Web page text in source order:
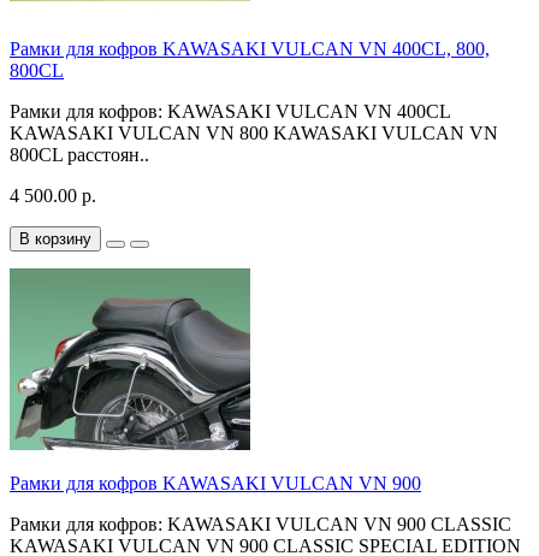
Рамки для кофров KAWASAKI VULCAN VN 400CL, 800,
800CL
Рамки для кофров: KAWASAKI VULCAN VN 400CL
KAWASAKI VULCAN VN 800 KAWASAKI VULCAN VN
800CL расстоян..
4 500.00 р.
В корзину
Рамки для кофров KAWASAKI VULCAN VN 900
Рамки для кофров: KAWASAKI VULCAN VN 900 CLASSIC
KAWASAKI VULCAN VN 900 CLASSIC SPECIAL EDITION